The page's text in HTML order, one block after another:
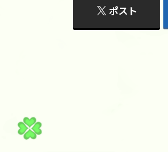
ポスト